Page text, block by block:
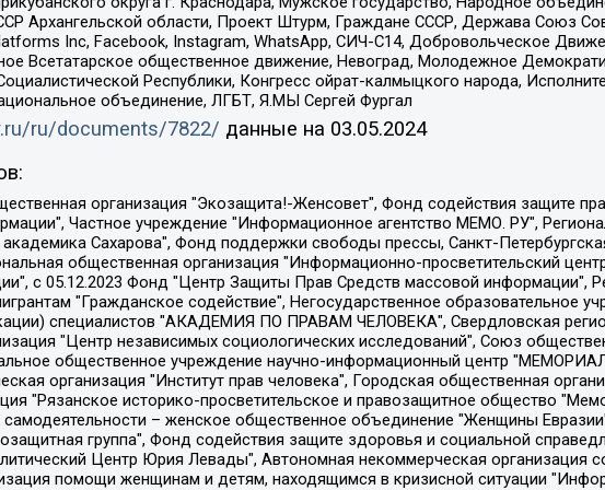
Архангельской области, Проект Штурм, Граждане СССР, Держава Союз
Inc, Facebook, Instagram, WhatsApp, СИЧ-С14, Добровольческое
Всетатарское общественное движение, Невоград, Молодежное
Республики, Конгресс ойрат-калмыцкого народа,
объединение, ЛГБТ, Я.МЫ Сергей Фургал
ru/documents/7822/ данные на 03.05.2024
центр "Анна", Фонд содействия развитию массовых коммуникаций и правовому просвещению "Так-так-Так", Фонд содействия устойчивому развитию "Серебряная тайга", Свердловский региональный общественный фонд социальных проектов "Новое время", "Idel.Реалии", Кавказ.Реалии, Крым.Реалии, Телеканал Настоящее Время, Татаро-башкирская служба Радио Свобода (Azatliq Radiosi), Радио Свободная Европа/Радио Свобода (PCE/PC), "Сибирь.Реалии", "Фактограф", Благотворительный фонд помощи осужденным и их семьям, Автономная некоммерческая организация "Институт глобализации и социальных движений", Фонд "В защиту прав заключенных", Частное учреждение "Центр поддержки и содействия развитию средств массовой информации", Пензенский региональный общественный благотворительный фонд "Гражданский союз", "Север.Реалии", Некоммерческая организация Фонд "Правовая инициатива", Общество с ограниченной ответственностью "Радио Свободная Европа/Радио Свобода", Чешское информационное агентство "MEDIUM-ORIENT", Красноярская региональная общественная организация "Мы против СПИДа", Камалягин Денис Николаевич, Маркелов Сергей Евгеньевич, Пономарев Лев Александрович, Савицкая Людмила Алексеевна, Автономная некоммерческая организация "Центр по работе с проблемой насилия "НАСИЛИЮ.НЕТ", Межрегиональный профессиональный союз работников здравоохранения "Альянс врачей", Юридическое лицо, зарегистрированное в Латвийской Республике, SIA "Medusa Project" (регистрационный номер 40103797863, дата регистрации 10.06.2014), Некоммерческая организация "Фонд по борьбе с коррупцией", Автономная некоммерческая организация "Институт права и публичной политики", Баданин Роман Сергеевич, Гликин Максим Александрович, Железнова Мария Михайловна, Лукьянова Юлия Сергеевна, Маетная Елизавета Витальевна, Маняхин Петр Борисович, Чуракова Ольга Владимировна, Ярош Юлия Петровна, Юридическое лицо "The Insider SIA", зарегистрированное в Риге, Латвийская Республика (дата регистрации 26.06.2015), являющееся администратором доменного имени интернет-издания "The Insider SIA", https://theins.ru, Постернак Алексей Евгеньевич, Рубин Михаил Аркадьевич, Анин Роман Александрович, Юридическое лицо Istories fonds, зарегистрированное в Латвийской Республике (регистрационный номер 50008295751, дата регистрации 24.02.2020), Великовский Дмитрий Александрович, Долинина Ирина Николаевна, Мароховская Алеся Алексеевна, Шлейнов Роман Юрьевич, Шмагун Олеся Валентиновна, Общество с ограниченной ответственностью "Альтаир 2021", Общество с ограниченной ответственностью "Вега 2021", Общество с ограниченной ответственностью "Главный редактор 2021", Общество с ограниченной ответственностью "Ромашки монолит", Важенков Артем Валерьевич, Ивановская областная общественная организация "Центр гендерных исследований", Гурман Юрий Альбертович, Медиапроект "ОВД-Инфо", Егоров Владимир Владимирович, Жилинский Владимир Александрович, Общество с ограниченной ответственностью "ЗП", Иванова София Юрьевна, Карезина Инна Павловна, Кильтау Екатерина Викторовна, Петров Алексей Викторович, Пискунов Сергей Евгеньевич, Смирнов Сергей Сергеевич, Тихонов Михаил Сергеевич, Общество с ограниченной ответственностью "ЖУРНАЛИСТ-ИНОСТРАННЫЙ АГЕНТ", Арапова Галина Юрьевна, Вольтская Татьяна Анатольевна, Американская компания "Mason G.E.S. Anonymous Foundation" (США), являющаяся владельцем интернет-издания https://mnews.world/, Компания "Stichting Bellingcat", зарегистрированная в Нидерландах (дата регистрации 11.07.2018), Захаров Андрей Вячеславович, Клепиковская Екатерина Дмитриевна, Общество с ограниченной ответственностью "МЕМО", Перл Роман Александрович, Симонов Евгений Алексеевич, Соловьева Елена Анатольевна, Сотников Даниил Владимирович, Сурначева Елизавета Дмитриевна, Автономная некоммерческая организация по защите прав человека и информированию населения "Якутия – Наше Мнение", Общество с ограниченной ответственностью "Москоу диджитал медиа", с 26.01.2023 Общество с ограниченной ответственностью "Чайка Белые сады", Ветошкина Валерия Валерьевна, Заговора Максим Александрович, Межрегиональное общественное движение "Российская ЛГБТ - сеть", Оленичев Максим Владимирович, Павлов Иван Юрьевич, Скворцова Елена Сергеевна, Общество с ограниченной ответственностью "Как бы инагент", Кочетков Игорь Викторович, Общество с ограниченной ответственностью "Честные выборы", Еланчик Олег Александрович, Общество с ограниченной ответственностью "Нобелевский призыв", Гималова Регина Эмилевна, Григорьев Андрей Валерьевич, Григорьева Алина Александровна, Ассоциация по содействию защите прав призывников, альтернативнослужащих и военнослужащих "Правозащитная группа